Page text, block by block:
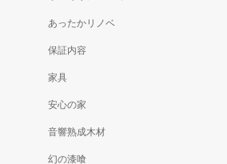
あったかリノベ
保証内容
家具
安心の家
音響熟成木材
幻の漆喰